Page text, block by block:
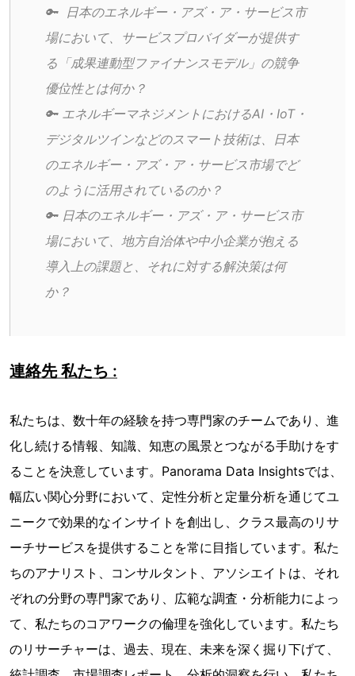
🔑  日本のエネルギー・アズ・ア・サービス市
場において、サービスプロバイダーが提供す
る「成果連動型ファイナンスモデル」の競争
優位性とは何か？
🔑 エネルギーマネジメントにおけるAI・IoT・
デジタルツインなどのスマート技術は、日本
のエネルギー・アズ・ア・サービス市場でど
のように活用されているのか？
🔑 日本のエネルギー・アズ・ア・サービス市
場において、地方自治体や中小企業が抱える
導入上の課題と、それに対する解決策は何
か？
連絡先 私たち :
私たちは、数十年の経験を持つ専門家のチームであり、進
化し続ける情報、知識、知恵の風景とつながる手助けをす
ることを決意しています。Panorama Data Insightsでは、
幅広い関心分野において、定性分析と定量分析を通じてユ
ニークで効果的なインサイトを創出し、クラス最高のリサ
ーチサービスを提供することを常に目指しています。私た
ちのアナリスト、コンサルタント、アソシエイトは、それ
ぞれの分野の専門家であり、広範な調査・分析能力によっ
て、私たちのコアワークの倫理を強化しています。私たち
のリサーチャーは、過去、現在、未来を深く掘り下げて、